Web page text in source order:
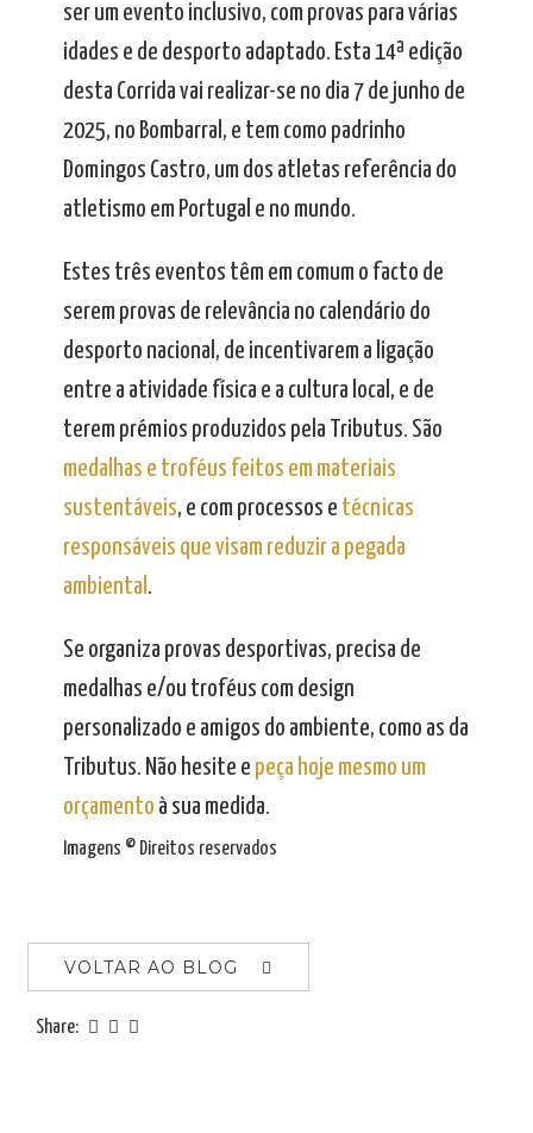
ser um evento inclusivo, com provas para várias
idades e de desporto adaptado. Esta 14ª edição
desta Corrida vai realizar-se no dia 7 de junho de
2025, no Bombarral, e tem como padrinho
Domingos Castro, um dos atletas referência do
atletismo em Portugal e no mundo.
Estes três eventos têm em comum o facto de
serem provas de relevância no calendário do
desporto nacional, de incentivarem a ligação
entre a atividade física e a cultura local, e de
terem prémios produzidos pela Tributus. São
medalhas e troféus feitos em materiais
sustentáveis, e com processos e técnicas
responsáveis que visam reduzir a pegada
ambiental .
Se organiza provas desportivas, precisa de
medalhas e/ou troféus com design
personalizado e amigos do ambiente, como as da
Tributus. Não hesite e peça hoje mesmo um
orçamento à sua medida.
Imagens © Direitos reservados
VOLTAR AO BLOG
Share: